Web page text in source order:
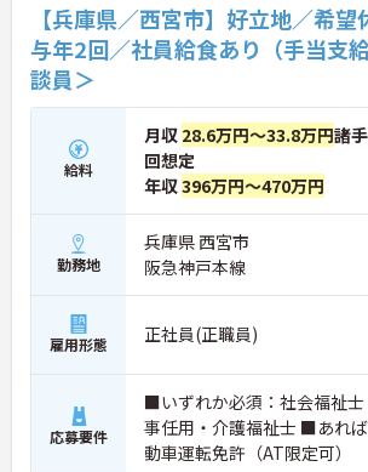
【兵庫県／西宮市】好立地／希
与年2回／社員給食あり（手当支
談員＞
給料
月収 28.6万円～33.8万円諸
回想定
年収396万円～470万円
勤務地
兵庫県 西宮市
阪急神戸本線
雇用形態 正社員(正職員)
応募要件
■いずれか必須：社会福祉士
事任用・介護福祉士 ■あれ
動車運転免許（AT限定可）